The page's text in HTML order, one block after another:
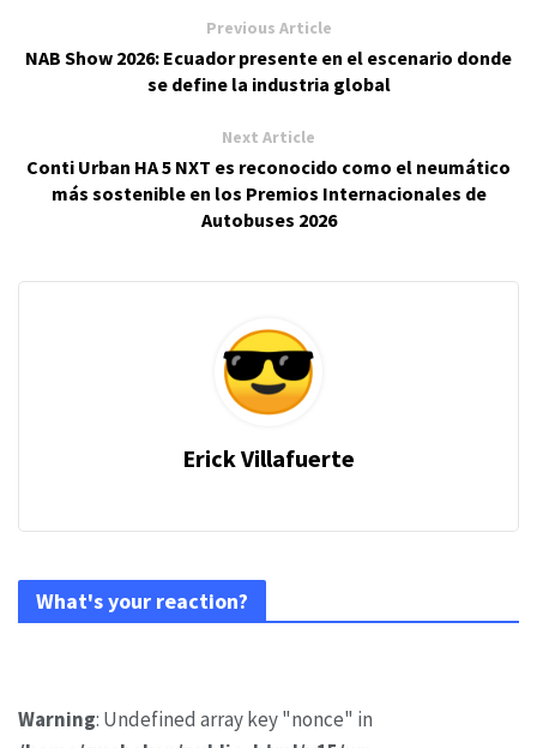
Previous Article
NAB Show 2026: Ecuador presente en el escenario donde
se define la industria global
Next Article
Conti Urban HA 5 NXT es reconocido como el neumático
más sostenible en los Premios Internacionales de
Autobuses 2026
Erick Villafuerte
What's your reaction?
Warning: Undefined array key "nonce" in